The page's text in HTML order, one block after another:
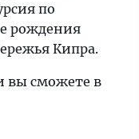
по
рождения
Кипра.
вы сможете в